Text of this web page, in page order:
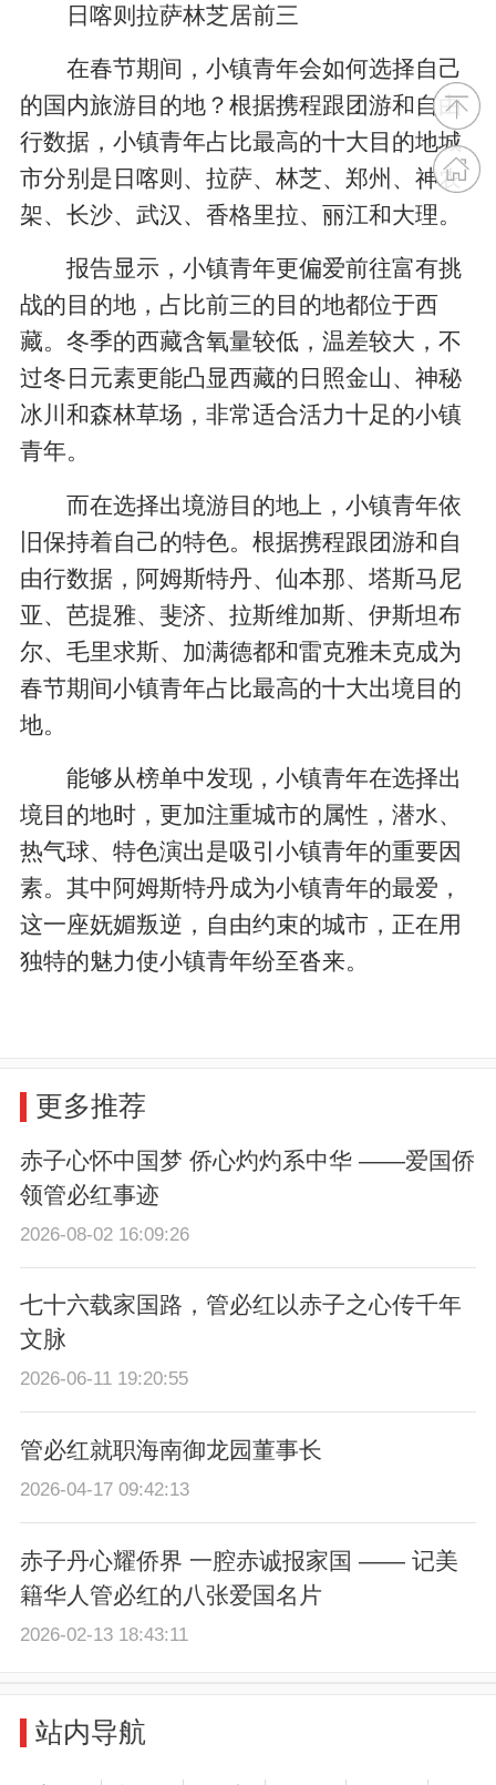
日喀则拉萨林芝居前三
在春节期间，小镇青年会如何选择自己
的国内旅游目的地？根据携程跟团游和自由
行数据，小镇青年占比最高的十大目的地城
市分别是日喀则、拉萨、林芝、郑州、神农
架、长沙、武汉、香格里拉、丽江和大理。
报告显示，小镇青年更偏爱前往富有挑
战的目的地，占比前三的目的地都位于西
藏。冬季的西藏含氧量较低，温差较大，不
过冬日元素更能凸显西藏的日照金山、神秘
冰川和森林草场，非常适合活力十足的小镇
青年。
而在选择出境游目的地上，小镇青年依
旧保持着自己的特色。根据携程跟团游和自
由行数据，阿姆斯特丹、仙本那、塔斯马尼
亚、芭提雅、斐济、拉斯维加斯、伊斯坦布
尔、毛里求斯、加满德都和雷克雅未克成为
春节期间小镇青年占比最高的十大出境目的
地。
能够从榜单中发现，小镇青年在选择出
境目的地时，更加注重城市的属性，潜水、
热气球、特色演出是吸引小镇青年的重要因
素。其中阿姆斯特丹成为小镇青年的最爱，
这一座妩媚叛逆，自由约束的城市，正在用
独特的魅力使小镇青年纷至沓来。
更多推荐
赤子心怀中国梦 侨心灼灼系中华 ——爱国侨
领管必红事迹
2026-08-02 16:09:26
七十六载家国路，管必红以赤子之心传千年
文脉
2026-06-11 19:20:55
管必红就职海南御龙园董事长
2026-04-17 09:42:13
赤子丹心耀侨界 一腔赤诚报家国 —— 记美
籍华人管必红的八张爱国名片
2026-02-13 18:43:11
站内导航